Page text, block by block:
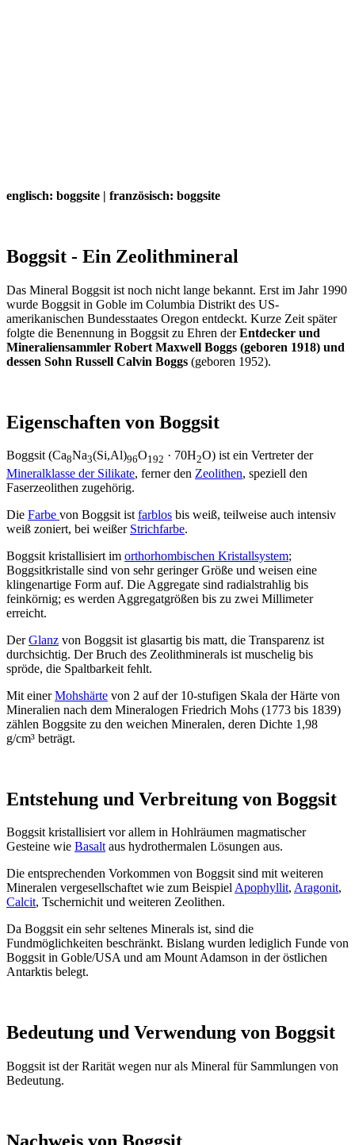
englisch: boggsite | französisch: boggsite
Boggsit - Ein Zeolithmineral
Das Mineral Boggsit ist noch nicht lange bekannt. Erst im Jahr 1990
wurde Boggsit in Goble im Columbia Distrikt des US-
amerikanischen Bundesstaates Oregon entdeckt. Kurze Zeit später
folgte die Benennung in Boggsit zu Ehren derEntdecker und
Mineraliensammler Robert Maxwell Boggs (geboren 1918) und
dessen Sohn Russell Calvin Boggs (geboren 1952).
Eigenschaften von Boggsit
Boggsit (Ca8Na3(Si,Al)96O192 · 70H2O) ist ein Vertreter der
Mineralklasse der Silikate, ferner den Zeolithen, speziell den
Faserzeolithen zugehörig.
Die Farbe von Boggsit ist farblos bis weiß, teilweise auch intensiv
weiß zoniert, bei weißer Strichfarbe.
Boggsit kristallisiert im orthorhombischen Kristallsystem;
Boggsitkristalle sind von sehr geringer Größe und weisen eine
klingenartige Form auf. Die Aggregate sind radialstrahlig bis
feinkörnig; es werden Aggregatgrößen bis zu zwei Millimeter
erreicht.
DerGlanz von Boggsit ist glasartig bis matt, die Transparenz ist
durchsichtig. Der Bruch des Zeolithminerals ist muschelig bis
spröde, die Spaltbarkeit fehlt.
Mit einerMohshärte von 2 auf der 10-stufigen Skala der Härte von
Mineralien nach dem Mineralogen Friedrich Mohs (1773 bis 1839)
zählen Boggsite zu den weichen Mineralen, deren Dichte 1,98
g/cm³ beträgt.
Entstehung und Verbreitung von Boggsit
Boggsit kristallisiert vor allem in Hohlräumen magmatischer
Gesteine wie Basaltaus hydrothermalen Lösungen aus.
Die entsprechenden Vorkommen von Boggsit sind mit weiteren
Mineralen vergesellschaftet wie zum BeispielApophyllit, Aragonit,
Calcit, Tschernichit und weiteren Zeolithen.
Da Boggsit ein sehr seltenes Minerals ist, sind die
Fundmöglichkeiten beschränkt. Bislang wurden lediglich Funde von
Boggsit in Goble/USA und am Mount Adamson in der östlichen
Antarktis belegt.
Bedeutung und Verwendung von Boggsit
Boggsit ist der Rarität wegen nur als Mineral für Sammlungen von
Bedeutung.